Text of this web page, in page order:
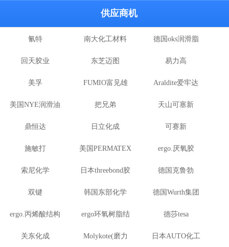
供应商机
氰特 南大化工材料 德国oks润滑脂
回天胶业 东芝迈图 易力高
Electrolube
美孚 FUMIO富见雄 Araldite爱牢达
美国NYE润滑油 把兄弟 天山可塞新
鼎恒达 日立化成 可赛新
施敏打
硬,superx80
美国PERMATEX
胶粘剂
ergo.厌氧胶
索尼化学 日本threebond胶
粘剂
德国克鲁勃
（KLUBE）
双键 韩国东部化学 德国Wurth集团
Kislin
ergo.丙烯酸结构
胶
ergo环氧树脂结
构胶
德莎tesa
关东化成 Molykote(磨力 日本AUTO化工